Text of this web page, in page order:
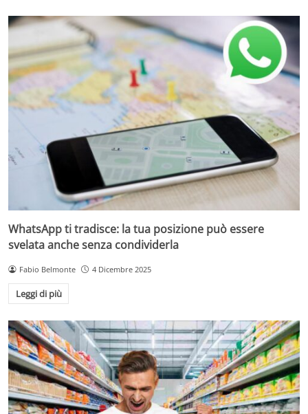
WhatsApp ti tradisce: la tua posizione può essere
svelata anche senza condividerla
Fabio Belmonte 4 Dicembre 2025
Leggi di più